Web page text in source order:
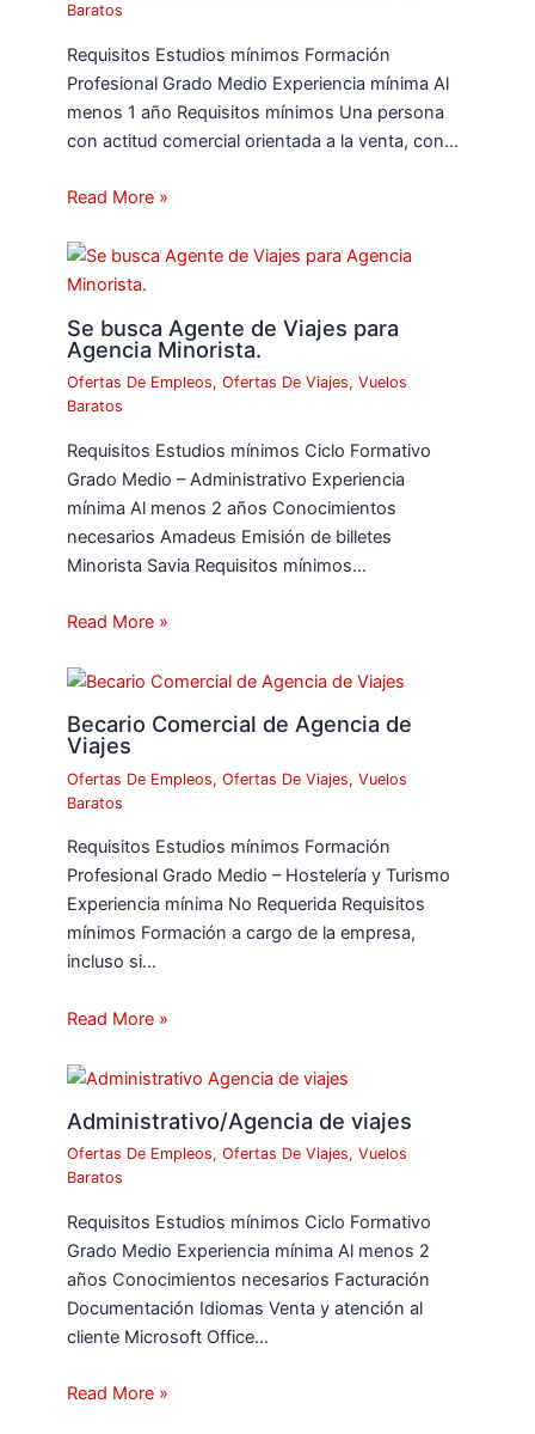
Baratos
Requisitos Estudios mínimos Formación
Profesional Grado Medio Experiencia mínima Al
menos 1 año Requisitos mínimos Una persona
con actitud comercial orientada a la venta, con…
Read More »
Se busca Agente de Viajes para
Agencia Minorista.
Ofertas De Empleos,Ofertas De Viajes,Vuelos
Baratos
Requisitos Estudios mínimos Ciclo Formativo
Grado Medio – Administrativo Experiencia
mínima Al menos 2 años Conocimientos
necesarios Amadeus Emisión de billetes
Minorista Savia Requisitos mínimos…
Read More »
Becario Comercial de Agencia de
Viajes
Ofertas De Empleos,Ofertas De Viajes,Vuelos
Baratos
Requisitos Estudios mínimos Formación
Profesional Grado Medio – Hostelería y Turismo
Experiencia mínima No Requerida Requisitos
mínimos Formación a cargo de la empresa,
incluso si…
Read More »
Administrativo/Agencia de viajes
Ofertas De Empleos,Ofertas De Viajes,Vuelos
Baratos
Requisitos Estudios mínimos Ciclo Formativo
Grado Medio Experiencia mínima Al menos 2
años Conocimientos necesarios Facturación
Documentación Idiomas Venta y atención al
cliente Microsoft Office…
Read More »